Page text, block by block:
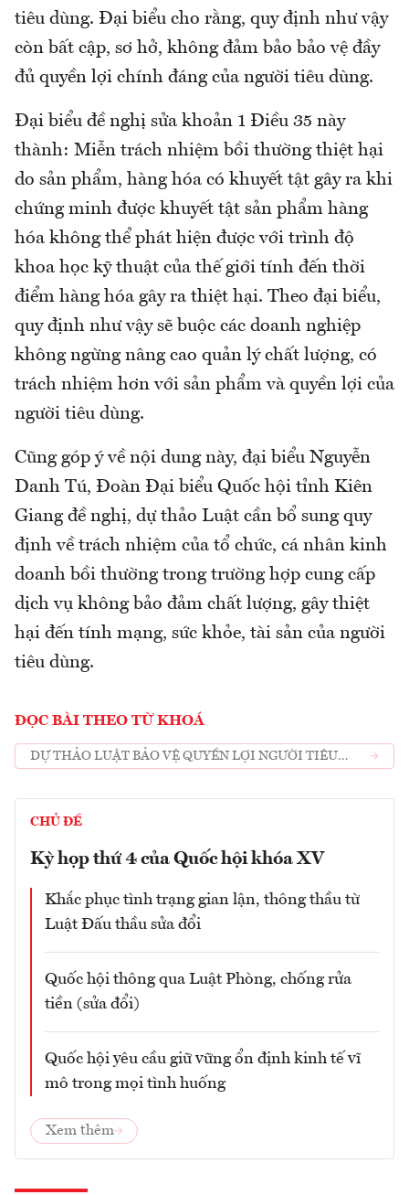
tiêu dùng. Đại biểu cho rằng, quy định như vậy
còn bất cập, sơ hở, không đảm bảo bảo vệ đầy
đủ quyền lợi chính đáng của người tiêu dùng.
Đại biểu đề nghị sửa khoản 1 Điều 35 này
thành: Miễn trách nhiệm bồi thường thiệt hại
do sản phẩm, hàng hóa có khuyết tật gây ra khi
chứng minh được khuyết tật sản phẩm hàng
hóa không thể phát hiện được với trình độ
khoa học kỹ thuật của thế giới tính đến thời
điểm hàng hóa gây ra thiệt hại. Theo đại biểu,
quy định như vậy sẽ buộc các doanh nghiệp
không ngừng nâng cao quản lý chất lượng, có
trách nhiệm hơn với sản phẩm và quyền lợi của
người tiêu dùng.
Cũng góp ý về nội dung này, đại biểu Nguyễn
Danh Tú, Đoàn Đại biểu Quốc hội tỉnh Kiên
Giang đề nghị, dự thảo Luật cần bổ sung quy
định về trách nhiệm của tổ chức, cá nhân kinh
doanh bồi thường trong trường hợp cung cấp
dịch vụ không bảo đảm chất lượng, gây thiệt
hại đến tính mạng, sức khỏe, tài sản của người
tiêu dùng.
ĐỌC BÀI THEO TỪ KHOÁ
DỰ THẢO LUẬT BẢO VỆ QUYỀN LỢI NGƯỜI TIÊU
CHỦ ĐỀ
Kỳ họp thứ 4 của Quốc hội khóa XV
Khắc phục tình trạng gian lận, thông thầu từ
Luật Đấu thầu sửa đổi
Quốc hội thông qua Luật Phòng, chống rửa
tiền (sửa đổi)
Quốc hội yêu cầu giữ vững ổn định kinh tế vĩ
mô trong mọi tình huống
Xem thêm